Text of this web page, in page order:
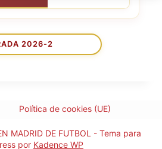
Política de cookies (UE)
MADRID DE FUTBOL - Tema para
por Kadence WP